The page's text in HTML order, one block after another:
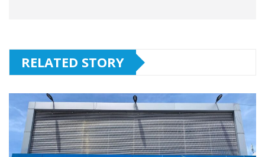
RELATED STORY